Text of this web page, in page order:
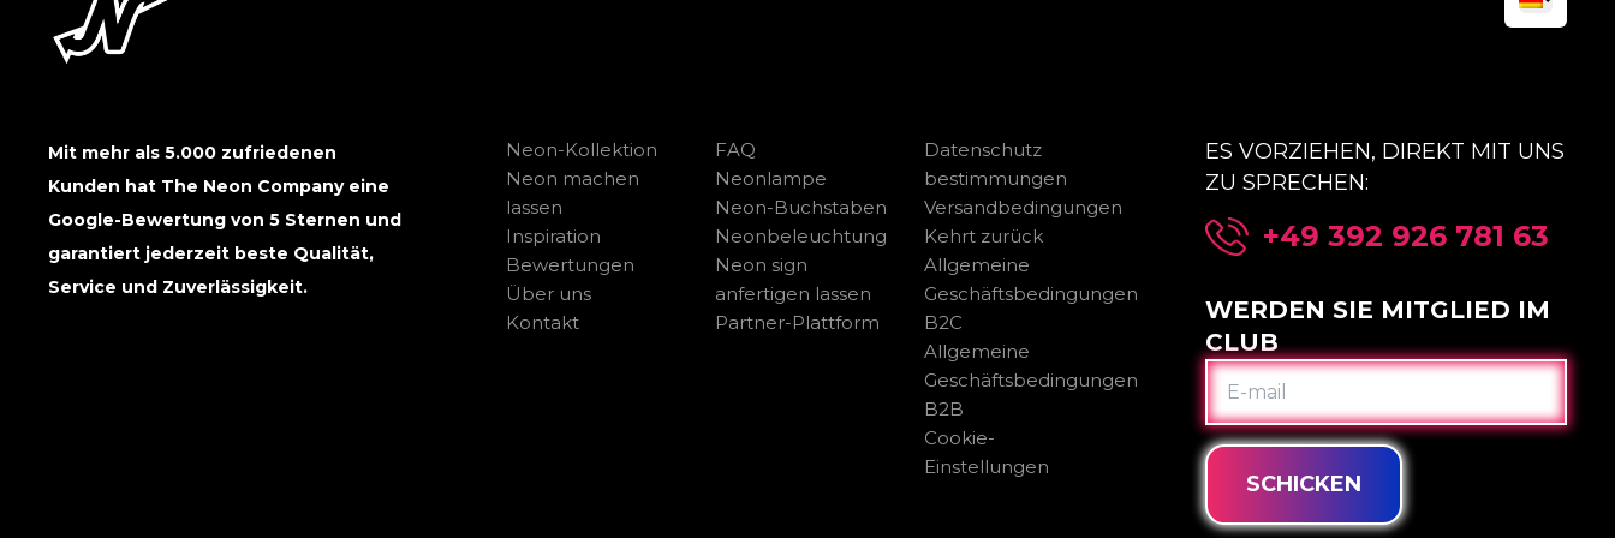
Mit mehr als 5.000 zufriedenen
Kunden hat The Neon Company eine
Google-Bewertung von 5 Sternen und
garantiert jederzeit beste Qualität,
Service und Zuverlässigkeit.
Neon-Kollektion
Neon machen
lassen
Inspiration
Bewertungen
Über uns
Kontakt
FAQ
Neonlampe
Neon-Buchstaben
Neonbeleuchtung
Neon sign
anfertigen lassen
Partner-Plattform
Datenschutz
bestimmungen
Versandbedingungen
Kehrt zurück
Allgemeine
Geschäftsbedingungen
B2C
Allgemeine
Geschäftsbedingungen
B2B
Cookie-
Einstellungen
ES VORZIEHEN, DIREKT MIT UNS
ZU SPRECHEN:
+49 392 926 781 63
WERDEN SIE MITGLIED IM
CLUB
E-
MAIL
SCHICKEN